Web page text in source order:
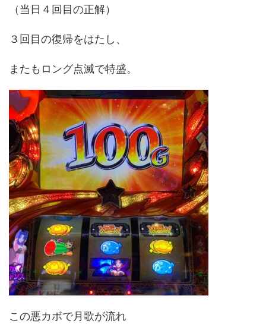
（当日４回目の正解）
３回目の復帰をはたし、
またもロング点滅で特盛。
この悪カボで月歌が流れ